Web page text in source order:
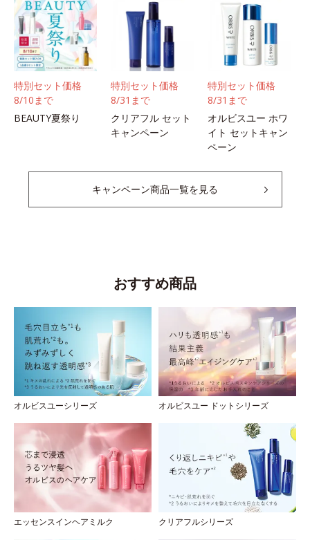
特別セット価格
8/10まで
BEAUTY夏祭り
特別セット価格
8/31まで
クリアフル セット
キャンペーン
特別セット価格
8/31まで
オルビスユー ホワ
イト セットキャン
ペーン
キャンペーン商品一覧を見る
おすすめ商品
オルビスユーシリーズ オルビスユー ドットシリーズ
エッセンスインヘアミルク クリアフルシリーズ